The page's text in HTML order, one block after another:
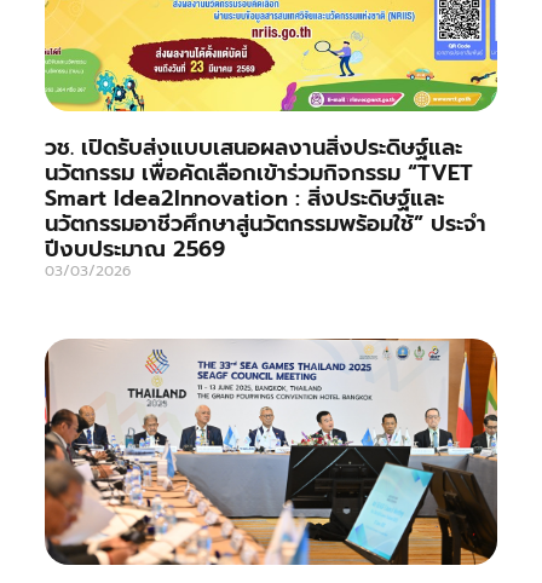
วช. เปิดรับส่งแบบเสนอผลงานสิ่งประดิษฐ์และ
นวัตกรรม เพื่อคัดเลือกเข้าร่วมกิจกรรม “TVET
Smart Idea2Innovation : สิ่งประดิษฐ์และ
นวัตกรรมอาชีวศึกษาสู่นวัตกรรมพร้อมใช้” ประจำ
ปีงบประมาณ 2569
03/03/2026